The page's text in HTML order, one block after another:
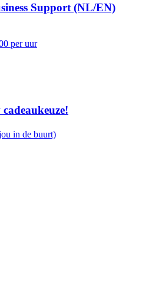
Support (NL/EN)
per uur
in de buurt)